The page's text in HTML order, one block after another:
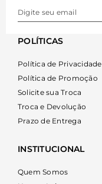
INSTITUCIONAL
Quem Somos
POLÍTICAS
Política de Privacidade
Política de Promoção
Solicite sua Troca
Troca e Devolução
Prazo de Entrega